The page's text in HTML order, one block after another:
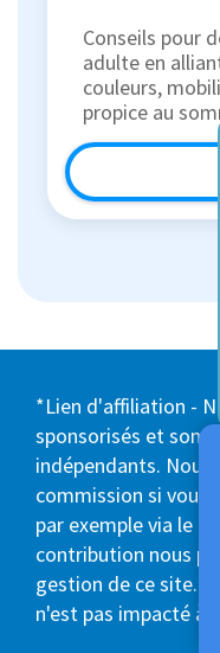
Conseils pour
adulte en
couleurs,
propice au
*Lien d'affiliation -
sponsorisés et sont
indépendants.
commission si vous
par exemple via le
contribution nous
gestion de ce site.
n'est pas impacté à